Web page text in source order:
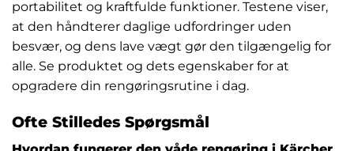
portabilitet og kraftfulde funktioner. Testene viser,
at den håndterer daglige udfordringer uden
besvær, og dens lave vægt gør den tilgængelig for
alle. Se produktet og dets egenskaber for at
opgradere din rengøringsrutine i dag.
Ofte Stilledes Spørgsmål